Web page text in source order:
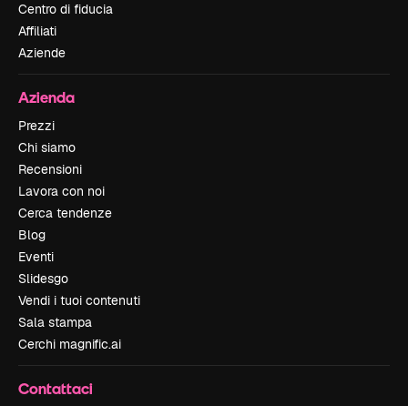
Centro di fiducia
Affiliati
Aziende
Azienda
Prezzi
Chi siamo
Recensioni
Lavora con noi
Cerca tendenze
Blog
Eventi
Slidesgo
Vendi i tuoi contenuti
Sala stampa
Cerchi magnific.ai
Contattaci